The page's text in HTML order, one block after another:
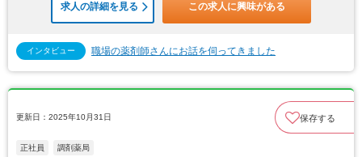
求人の詳細を見る この求人に興味がある
インタビュー 職場の薬剤師さんにお話を伺ってきました
更新日：2025年10月31日 保存する
正社員 調剤薬局